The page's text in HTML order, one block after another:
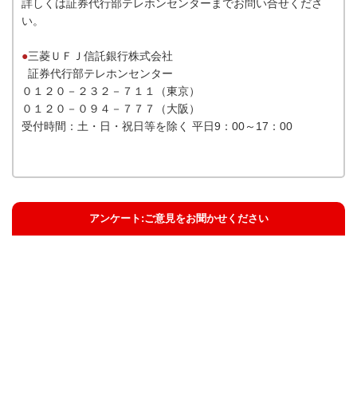
詳しくは証券代行部テレホンセンターまでお問い合せくださ
い。
●三菱ＵＦＪ信託銀行株式会社
証券代行部テレホンセンター
０１２０－２３２－７１１（東京）
０１２０－０９４－７７７（大阪）
受付時間：土・日・祝日等を除く 平日9：00～17：00
アンケート:ご意見をお聞かせください